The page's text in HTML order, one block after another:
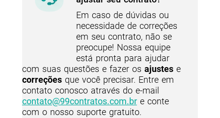
Em caso de dúvidas ou
necessidade de correções
em seu contrato, não se
preocupe! Nossa equipe
está pronta para ajudar
com suas questões e fazer os ajustese
correçõesque você precisar. Entre em
contato conosco através do e-mail
contato@99contratos.com.bre conte
com o nosso suporte gratuito.